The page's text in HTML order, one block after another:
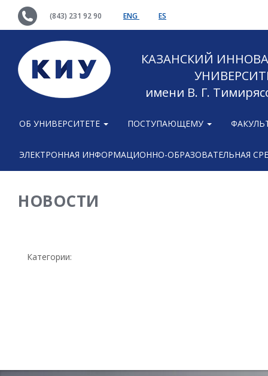
(843) 231 92 90 ENG ES
КАЗАНСКИЙ
имени В. Г.
ОБ УНИВЕРСИТЕТЕ ПОСТУПАЮЩЕМУ
ЭЛЕКТРОННАЯ ИНФОРМАЦИОННО-ОБРАЗОВАТЕЛЬНАЯ
НОВОСТИ
Категории: